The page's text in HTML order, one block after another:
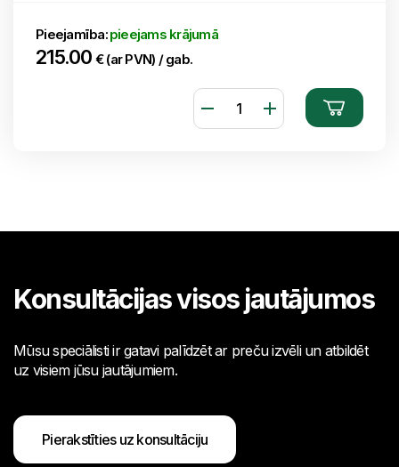
Pieejamība:pieejams krājumā
215.00 € (ar PVN) / gab.
Konsultācijas visos jautājumos
Mūsu speciālisti ir gatavi palīdzēt ar preču izvēli un atbildēt
uz visiem jūsu jautājumiem.
Pierakstīties uz konsultāciju